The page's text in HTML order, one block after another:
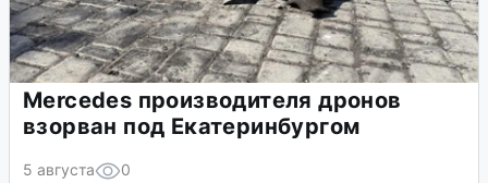
Mercedes производителя дронов
взорван под Екатеринбургом
5 августа 0